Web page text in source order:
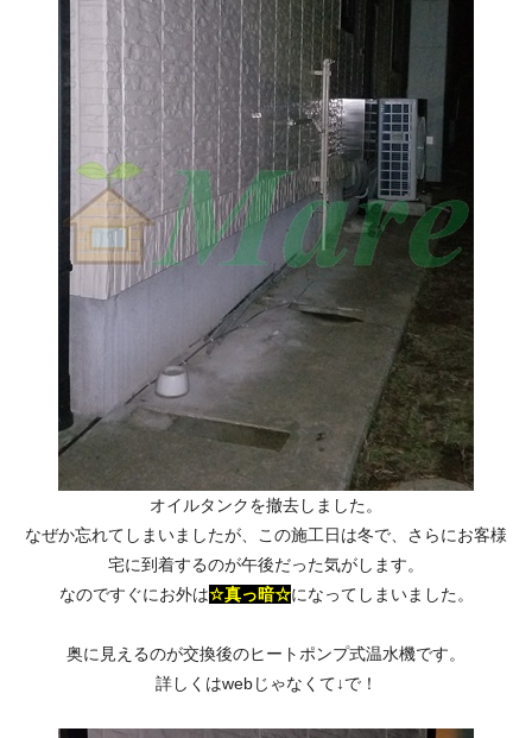
オイルタンクを撤去しました。
なぜか忘れてしまいましたが、この施工日は冬で、さらにお客様
宅に到着するのが午後だった気がします。
なのですぐにお外は☆真っ暗☆になってしまいました。
奥に見えるのが交換後のヒートポンプ式温水機です。
詳しくはwebじゃなくて↓で！